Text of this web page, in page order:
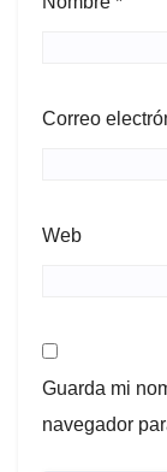
Correo
Web
Guarda mi
navegador